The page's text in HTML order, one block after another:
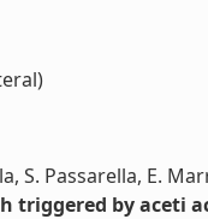
S. Passarella, E.
triggered by aceti